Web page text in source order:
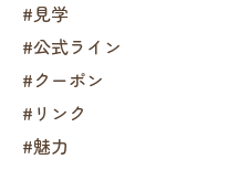
#見学
#公式ライン
#クーポン
#リンク
#魅力